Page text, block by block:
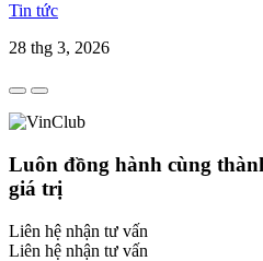
Tin tức
28 thg 3, 2026
Luôn đồng hành cùng
giá trị
Liên hệ nhận tư vấn
Liên hệ nhận tư vấn